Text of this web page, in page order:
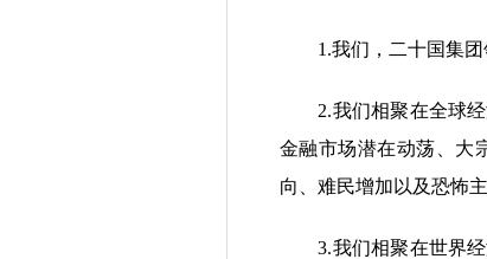
1.我们，二十国集团领
2.我们相聚在全球经
金融市场潜在动荡、大
向、难民增加以及恐怖
3.我们相聚在世界经